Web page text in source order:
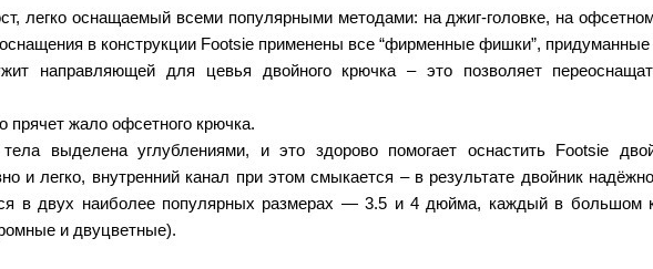
легко оснащаемый всеми популярными методами: на джиг-головке, на
в конструкции Footsie применены все “фирменные фишки”, придуманные
направляющей для цевья двойного крючка – это позволяет
прячет жало офсетного крючка.
выделена углублениями, и это здорово помогает оснастить Footsie
и легко, внутренний канал при этом смыкается – в результате двойник
в двух наиболее популярных размерах — 3.5 и 4 дюйма, каждый в большом
и двуцветные).